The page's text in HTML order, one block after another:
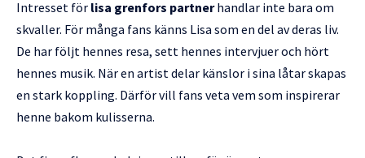
Intresset för lisa grenfors partnerhandlar inte bara om
skvaller. För många fans känns Lisa som en del av deras liv.
De har följt hennes resa, sett hennes intervjuer och hört
hennes musik. När en artist delar känslor i sina låtar skapas
en stark koppling. Därför vill fans veta vem som inspirerar
henne bakom kulisserna.